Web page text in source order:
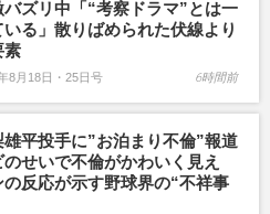
バズリ中「“考察ドラマ”とは一
る」散りばめられた伏線より
素
8月18日・25日号 6時間前
雄平投手に”お泊まり不倫”報道
のせいで不倫がかわいく見え
の反応が示す野球界の“不祥事